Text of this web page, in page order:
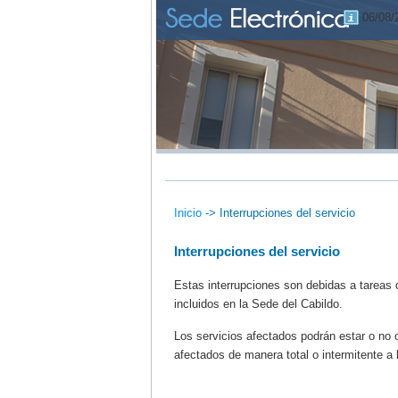
06/08/
Inicio-> Interrupciones del servicio
Interrupciones del servicio
Estas interrupciones son debidas a
incluidos en la Sede del Cabildo.
Los servicios afectados podrán estar o no
afectados de manera total o intermitente